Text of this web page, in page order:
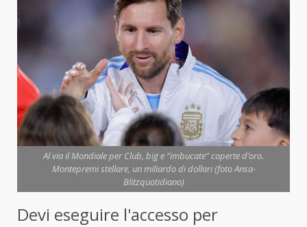
Al via il Mondiale per Club, big e "imbucate" coperte d’oro.
Montepremi stellare, un miliardo di dollari (foto Ansa-
Blitzquotidiano)
Devi eseguire l'accesso per